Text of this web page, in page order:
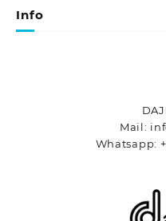
Info
Mail:
Whatsapp: